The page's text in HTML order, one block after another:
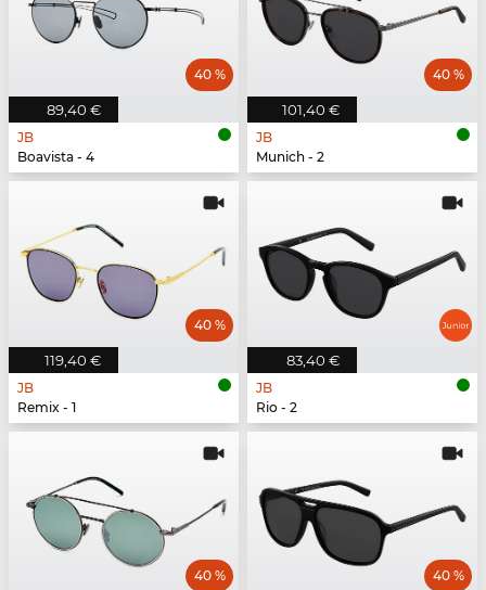
89,40 €
40 %
JB
Boavista - 4
101,40 €
40 %
JB
Munich - 2
119,40 €
40 %
JB
Remix - 1
83,40 €
JB
Rio - 2
40 % 40 %